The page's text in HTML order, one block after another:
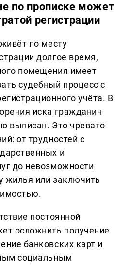
по прописке может
регистрации
по месту
долгое время,
помещения имеет
судебный процесс с
учёта. В
иска гражданин
выписан. Это чревато
от трудностей с
и
до невозможности
жилья или заключить
постоянной
осложнить получение
банковских карт и
социальным